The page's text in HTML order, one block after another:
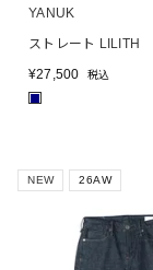
YANUK
ストレート LILITH
¥27,500 税込
NEW 26AW